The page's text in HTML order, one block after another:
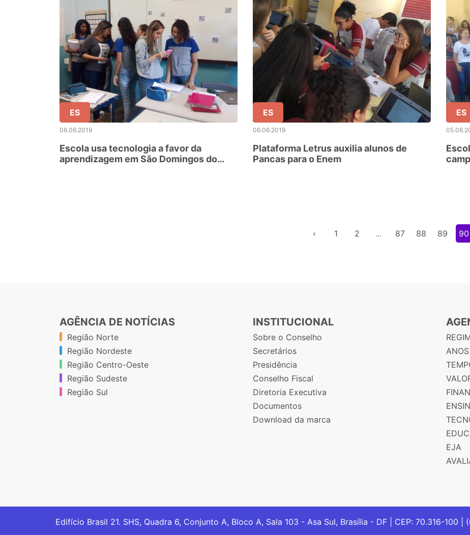
ES
06.06.2019
Escola usa tecnologia a favor da
aprendizagem em São Domingos do
ES
06.06.2019
Plataforma Letrus auxilia alunos de
Pancas para o Enem
ES
‹ 1 2 ... 87 88 89 90
AGÊNCIA DE NOTÍCIAS
Região Norte
Região Nordeste
Região Centro-Oeste
Região Sudeste
Região Sul
INSTITUCIONAL
Sobre o Conselho
Secretários
Presidência
Conselho Fiscal
Diretoria Executiva
Documentos
Download da marca
EJA
Edifício Brasil 21. SHS, Quadra 6, Conjunto A, Bloco A, Sala 103 - Asa Sul, Brasília - DF | CEP: 70.316-100 |